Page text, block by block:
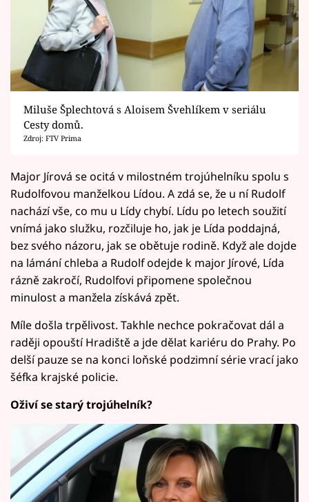
Miluše Šplechtová s Aloisem Švehlíkem v seriálu
Cesty domů.
Zdroj: FTV Prima
Major Jírová se ocitá v milostném trojúhelníku spolu s
Rudolfovou manželkou Lídou. A zdá se, že u ní Rudolf
nachází vše, co mu u Lídy chybí. Lídu po letech soužití
vnímá jako služku, rozčiluje ho, jak je Lída poddajná,
bez svého názoru, jak se obětuje rodině. Když ale dojde
na lámání chleba a Rudolf odejde k major Jírové, Lída
rázně zakročí, Rudolfovi připomene společnou
minulost a manžela získává zpět.
Míle došla trpělivost. Takhle nechce pokračovat dál a
raději opouští Hradiště a jde dělat kariéru do Prahy. Po
delší pauze se na konci loňské podzimní série vrací jako
šéfka krajské policie.
Oživí se starý trojúhelník?